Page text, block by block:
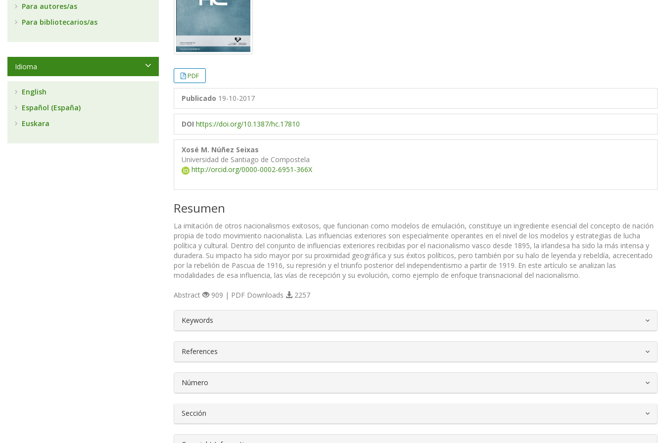
PDF
Publicado 19-10-2017
DOI https://doi.org/10.1387/hc.17810
Xosé M. Núñez Seixas
Universidad de Santiago de Compostela
http://orcid.org/0000-0002-6951-366X
Resumen
La imitación de otros nacionalismos exitosos, que funcionan como modelos de emulación, constituye un ingrediente esencial del concepto de nación
propia de todo movimiento nacionalista. Las influencias exteriores son especialmente operantes en el nivel de los modelos y estrategias de lucha
política y cultural. Dentro del conjunto de influ­encias exteriores recibidas por el nacionalismo vasco desde 1895, la irlandesa ha sido la más intensa y
duradera. Su impacto ha sido mayor por su proximidad geográfica y sus éxitos políticos, pero también por su halo de leyenda y rebeldía, acrecentado
por la rebelión de Pascua de 1916, su represión y el triunfo posterior del independentismo a partir de 1919. En este artículo se analizan las
modalidades de esa influencia, las vías de recepción y su evolución, como ejemplo de enfoque transnacional del nacionalismo.
Abstract 909 | PDF Downloads 2257
##plugins.themes.bootstrap3.article.details##
Keywords
References
Número
Sección
Para autores/as
Para bibliotecarios/as
Idioma
English
Español (España)
Euskara